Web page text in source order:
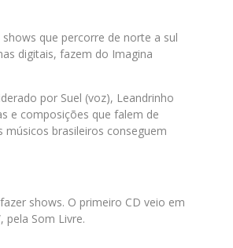
que percorre de norte a sul
digitais, fazem do Imagina
por Suel (voz), Leandrinho
e composições que falem de
brasileiros conseguem
shows. O primeiro CD veio em
pela Som Livre.